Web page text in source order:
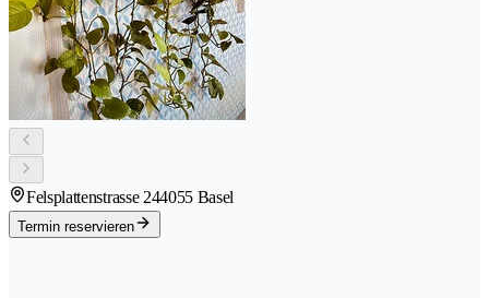
Felsplattenstrasse 244055 Basel
Termin reservieren